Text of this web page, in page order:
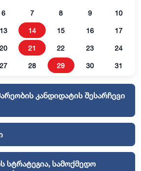
6 7 8 9 10
13 14 15 16 17
20 21 22 23 24
27 28 29 30 31
კანდიდატის შესარჩევი
სტრატეგია, სამოქმედო